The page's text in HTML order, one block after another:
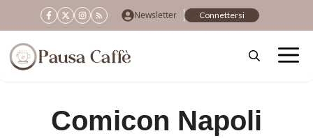
al
contenuto
Newsletter Connettersi
Comicon Napoli